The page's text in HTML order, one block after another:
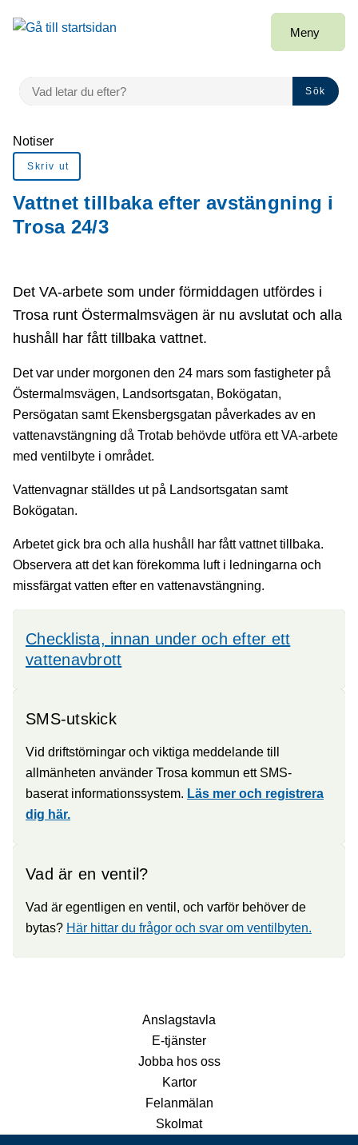
Gå till innehåll
Meny
VAD LETAR DU EFTER?
Sök
Du är här:
Notiser
Skriv ut
Vattnet tillbaka efter avstängning i
Trosa 24/3
Det VA-arbete som under förmiddagen utfördes i
Trosa runt Östermalmsvägen är nu avslutat och alla
hushåll har fått tillbaka vattnet.
Det var under morgonen den 24 mars som fastigheter på
Östermalmsvägen, Landsortsgatan, Bokögatan,
Persögatan samt Ekensbergsgatan påverkades av en
vattenavstängning då Trotab behövde utföra ett VA-arbete
med ventilbyte i området.
Vattenvagnar ställdes ut på Landsortsgatan samt
Bokögatan.
Arbetet gick bra och alla hushåll har fått vattnet tillbaka.
Observera att det kan förekomma luft i ledningarna och
missfärgat vatten efter en vattenavstängning.
Checklista, innan under och efter ett
vattenavbrott
SMS-utskick
Vid driftstörningar och viktiga meddelande till
allmänheten använder Trosa kommun ett SMS-
baserat informationssystem. Läs mer och registrera
dig här.
Vad är en ventil?
Vad är egentligen en ventil, och varför behöver de
bytas? Här hittar du frågor och svar om ventilbyten.
Anslagstavla
E-tjänster
Jobba hos oss
Kartor
Felanmälan
Skolmat